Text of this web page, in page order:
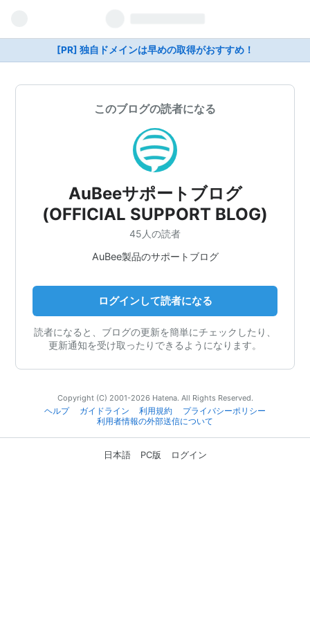
[PR] 独自ドメインは早めの取得がおすすめ！
このブログの読者になる
AuBeeサポートブログ
(OFFICIAL SUPPORT BLOG)
45人の読者
AuBee製品のサポートブログ
ログインして読者になる
読者になると、ブログの更新を簡単にチェックしたり、
更新通知を受け取ったりできるようになります。
Copyright (C) 2001-2026 Hatena. All Rights Reserved.
ヘルプ
ガイドライン 利用規約
プライバシーポリシー
利用者情報の外部送信について
日本語 PC版 ログイン